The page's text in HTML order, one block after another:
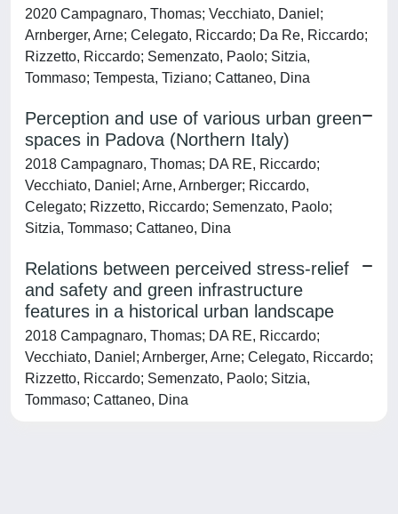
2020 Campagnaro, Thomas; Vecchiato, Daniel;
Arnberger, Arne; Celegato, Riccardo; Da Re, Riccardo;
Rizzetto, Riccardo; Semenzato, Paolo; Sitzia,
Tommaso; Tempesta, Tiziano; Cattaneo, Dina
Perception and use of various urban green
spaces in Padova (Northern Italy)
2018 Campagnaro, Thomas; DA RE, Riccardo;
Vecchiato, Daniel; Arne, Arnberger; Riccardo,
Celegato; Rizzetto, Riccardo; Semenzato, Paolo;
Sitzia, Tommaso; Cattaneo, Dina
Relations between perceived stress-relief
and safety and green infrastructure
features in a historical urban landscape
2018 Campagnaro, Thomas; DA RE, Riccardo;
Vecchiato, Daniel; Arnberger, Arne; Celegato, Riccardo;
Rizzetto, Riccardo; Semenzato, Paolo; Sitzia,
Tommaso; Cattaneo, Dina